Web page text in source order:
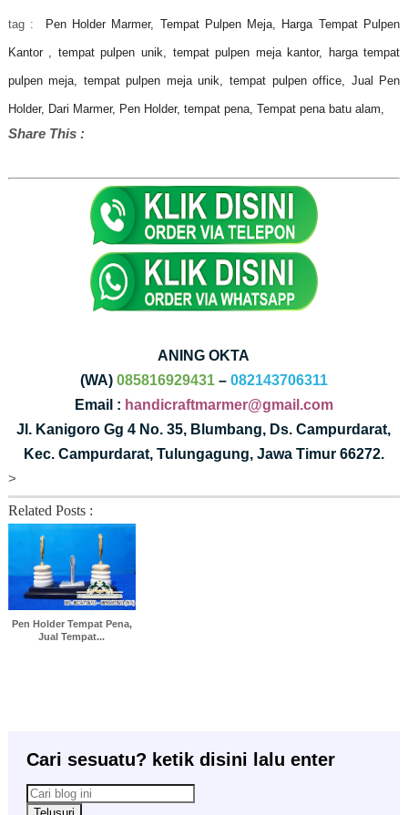
tag : Pen Holder Marmer, Tempat Pulpen Meja, Harga Tempat Pulpen
Kantor , tempat pulpen unik, tempat pulpen meja kantor, harga tempat
pulpen meja, tempat pulpen meja unik, tempat pulpen office, Jual Pen
Holder, Dari Marmer, Pen Holder, tempat pena, Tempat pena batu alam,
Share This :
ANING OKTA
(WA) 085816929431– 082143706311
Email : handicraftmarmer@gmail.com
Jl. Kanigoro Gg 4 No. 35, Blumbang, Ds. Campurdarat,
Kec. Campurdarat, Tulungagung, Jawa Timur 66272.
>
Related Posts :
Pen Holder Tempat Pena,
Jual Tempat...
Cari sesuatu? ketik disini lalu enter